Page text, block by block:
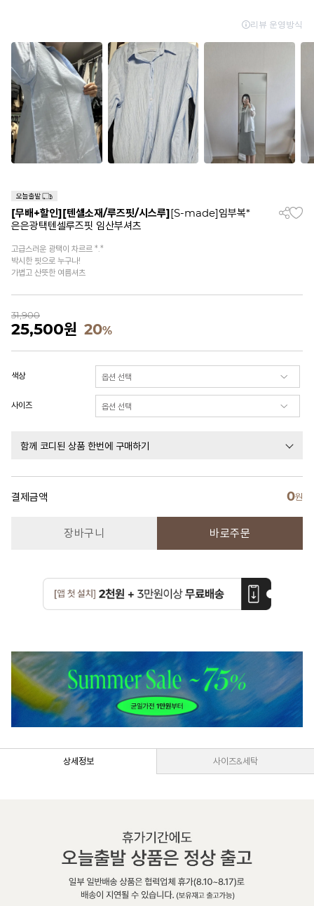
[무배+할인][텐셀소재/루즈핏/시스루][S-made]임부복*
은은광택텐셀루즈핏 임산부셔츠
고급스러운 광택이 차르르 *.*
박시한 핏으로 누구나!
가볍고 산뜻한 여름셔츠
31,900
25,500원 20%
색상
사이즈
함께 코디된 상품 한번에 구매하기
결제금액 0원
장바구니 바로주문
상세정보 사이즈&세탁